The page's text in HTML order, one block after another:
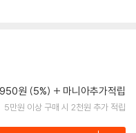
950원 (5%) 마니아추가적립
5만원 이상 구매 시 2천원 추가 적립